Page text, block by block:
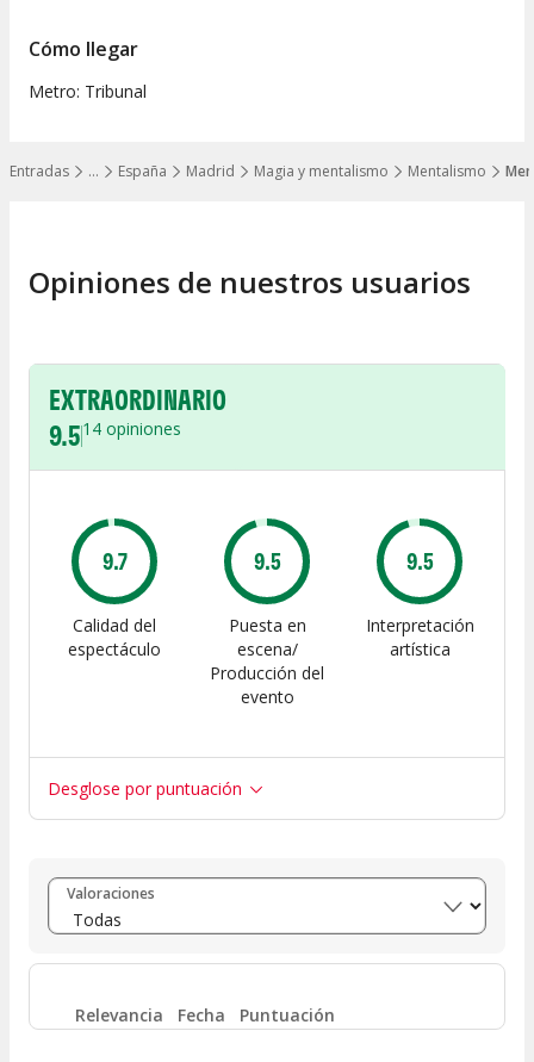
…
Mostrar todos los niveles
Entradas España Madrid Magia y mentalismo Mentalismo
Cómo llegar
Metro: Tribunal
Opiniones de nuestros usuarios
EXTRAORDINARIO
9.514 opiniones
9.7
Calidad del
espectáculo
9.5
Puesta en
escena/
Producción del
evento
9.5
Interpretación
artística
Desglose por puntuación
Entre 8 y 10 (14)
Entre 6 y 8 (0)
Entre 4 y 6 0
Valoraciones
Relevancia Fecha Puntuación